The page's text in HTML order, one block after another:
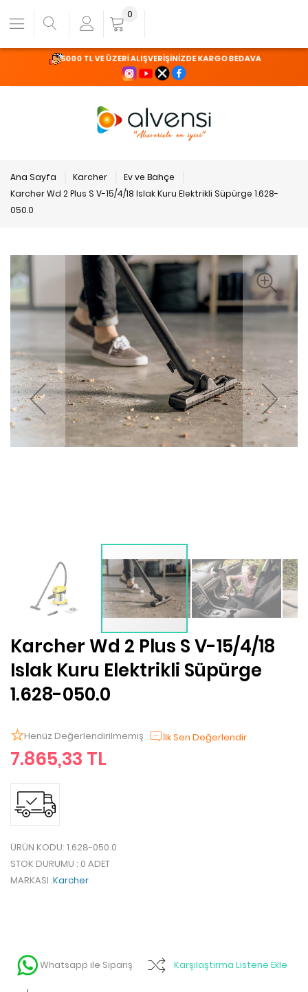
5000 TL VE ÜZERİ ALIŞVERİŞİNİZDE KARGO BEDAVA
0
Ana Sayfa Karcher
Ev ve Bahçe
Karcher Wd 2 Plus S V-15/4/18 Islak Kuru Elektrikli Süpürge 1.628-
050.0
Karcher Wd 2 Plus S V-15/4/18
Islak Kuru Elektrikli Süpürge
1.628-050.0
Henüz Değerlendirilmemiş İlk Sen Değerlendir
7.865,33 TL
ÜRÜN KODU: 1.628-050.0
STOK DURUMU : 0 ADET
MARKASI :Karcher
Whatsapp ile Sipariş Karşılaştırma Listene Ekle